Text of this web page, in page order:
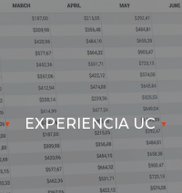
EXPERIENCIA UC